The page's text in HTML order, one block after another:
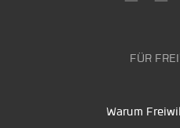
FÜR
Warum